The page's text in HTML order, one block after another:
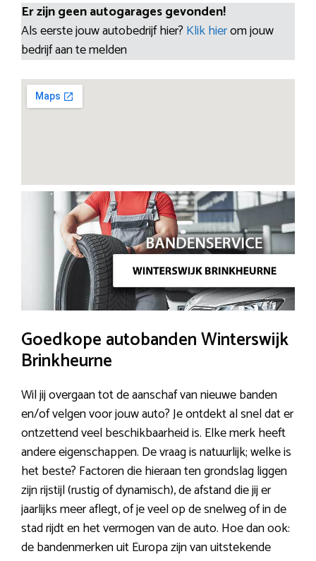
Er zijn geen autogarages gevonden!
Als eerste jouw autobedrijf hier? Klik hierom jouw
bedrijf aan te melden
Goedkope autobanden Winterswijk
Brinkheurne
Wil jij overgaan tot de aanschaf van nieuwe banden
en/of velgen voor jouw auto? Je ontdekt al snel dat er
ontzettend veel beschikbaarheid is. Elke merk heeft
andere eigenschappen. De vraag is natuurlijk; welke is
het beste? Factoren die hieraan ten grondslag liggen
zijn rijstijl (rustig of dynamisch), de afstand die jij er
jaarlijks meer aflegt, of je veel op de snelweg of in de
stad rijdt en het vermogen van de auto. Hoe dan ook:
de bandenmerken uit Europa zijn van uitstekende